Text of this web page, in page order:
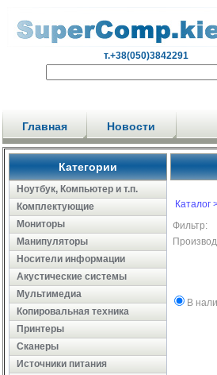
т.+38(050)3842291
Главная Новости
Категории
Ноутбук, Компьютер и т.п.
Комплектующие
Мониторы
Манипуляторы
Носители информации
Акустические системы
Мультимедиа
Копировальная техника
Принтеры
Сканеры
Источники питания
Каталог
Фильтр:
В